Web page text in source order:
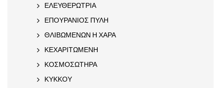
ΕΛΕΥΘΕΡΩΤΡΙΑ
ΕΠΟΥΡΑΝΙΟΣ ΠΥΛΗ
ΘΛΙΒΩΜΕΝΩΝ Η ΧΑΡΑ
ΚΕΧΑΡΙΤΩΜΕΝΗ
ΚΟΣΜΟΣΩΤΗΡΑ
ΚΥΚΚΟΥ